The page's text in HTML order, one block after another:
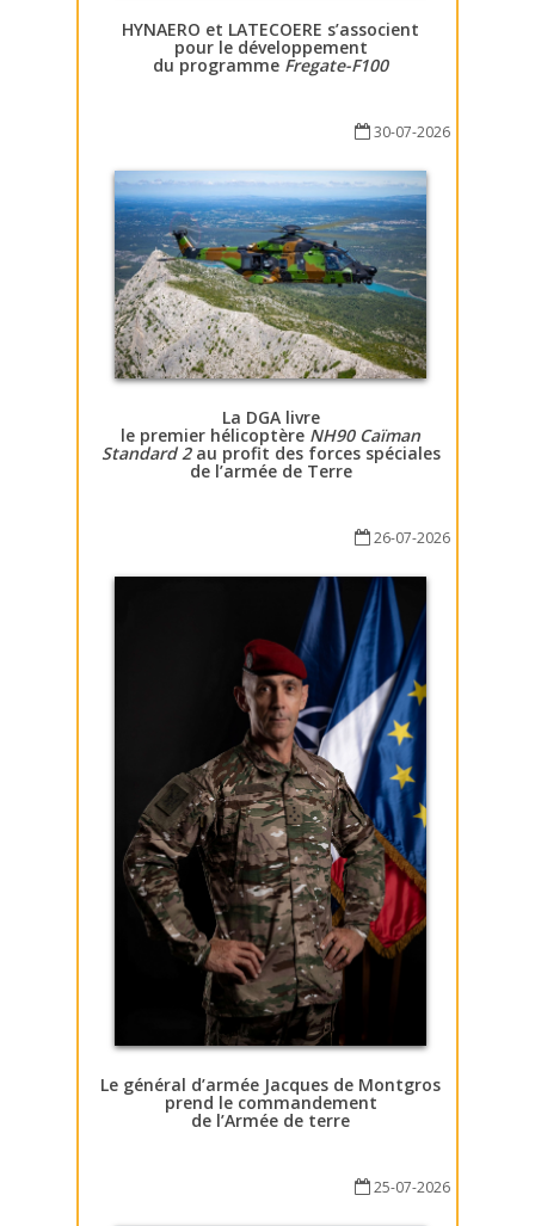
HYNAERO et LATECOERE s’associent
pour le développement
du programme Fregate-F100
30-07-2026
La DGA livre
le premier hélicoptère NH90 Caïman
Standard 2au profit des forces spéciales
de l’armée de Terre
26-07-2026
Le général d’armée Jacques de Montgros
prend le commandement
de l’Armée de terre
25-07-2026